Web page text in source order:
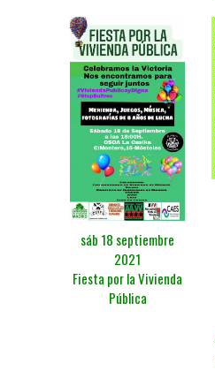
sáb 18 septiembre
2021
Fiesta por la Vivienda
Pública